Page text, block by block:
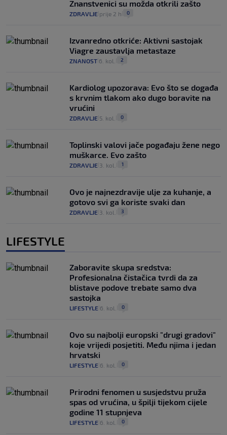
Znanstvenici su možda otkrili zašto
ZDRAVLJE prije 2 h 0
Izvanredno otkriće: Aktivni sastojak
Viagre zaustavlja metastaze
ZNANOST 6. kol. 2
Kardiolog upozorava: Evo što se događa
s krvnim tlakom ako dugo boravite na
vrućini
ZDRAVLJE 5. kol. 0
Toplinski valovi jače pogađaju žene nego
muškarce. Evo zašto
ZDRAVLJE 3. kol. 1
Ovo je najnezdravije ulje za kuhanje, a
gotovo svi ga koriste svaki dan
ZDRAVLJE 3. kol. 3
LIFESTYLE
Zaboravite skupa sredstva:
Profesionalna čistačica tvrdi da za
blistave podove trebate samo dva
sastojka
LIFESTYLE 6. kol. 0
Ovo su najbolji europski "drugi gradovi"
koje vrijedi posjetiti. Među njima i jedan
hrvatski
LIFESTYLE 6. kol. 0
Prirodni fenomen u susjedstvu pruža
spas od vrućina, u špilji tijekom cijele
godine 11 stupnjeva
LIFESTYLE 6. kol. 0